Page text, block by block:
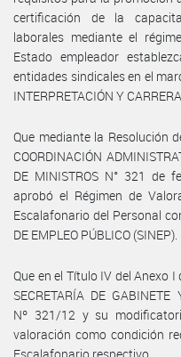
certificación de la
laborales mediante el
Estado empleador
entidades sindicales en el
INTERPRETACIÓN Y
Que mediante la Resolución
COORDINACIÓN
DE MINISTROS N° 321 de
aprobó el Régimen de
Escalafonario del Personal
DE EMPLEO PÚBLICO (SINEP).
Que en el Título IV del Anexo
SECRETARÍA DE GABINETE
Nº 321/12 y su
valoración como condición
Escalafonario respectivo.